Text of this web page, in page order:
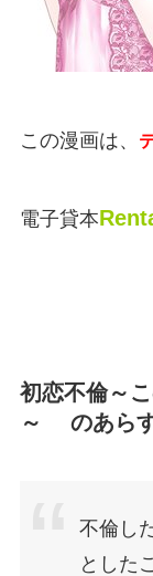
この漫画は、
電子貸本
初恋不倫～
～ のあら
不倫し
とした